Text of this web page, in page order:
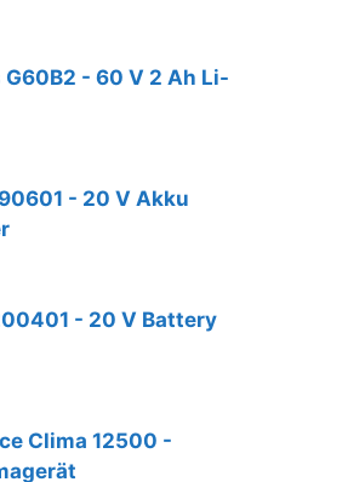
G60B2 - 60 V 2 Ah Li-
- 20 V Akku
- 20 V Battery
Clima 12500 -